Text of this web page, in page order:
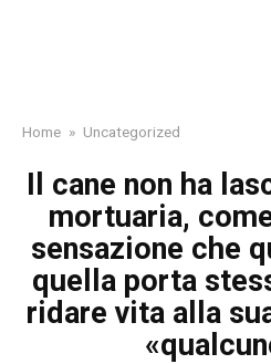
Home » Uncategorized
Il cane non ha
mortuaria,
sensazione che
quella porta
ridare vita alla